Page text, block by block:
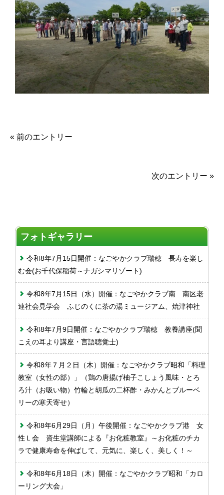
« 前のエントリー
次のエントリー »
フォトギャラリー
令和8年7月15日開催：なごやかクラブ瑞穂 長寿を楽し
む会(お千代保稲荷～ナガシマリゾート)
令和8年7月15日（水）開催：なごやかクラブ南 南区老
連社会見学会 ふじのくに茶の湯ミュージアム、焼津神社
令和8年7月9日開催：なごやかクラブ瑞穂 教養講座(聞
こえの耳より講座・言語聴覚士)
令和8年７月２日（木）開催：なごやかクラブ昭和「料理
教室（女性の部）」（鶏の唐揚げ柚子こしょう風味・とろ
ろ汁（お吸い物）竹輪と胡瓜の二杯酢・みかんとブルーベ
リーの寒天寄せ）
令和8年6月29日（月）午後開催：なごやかクラブ港 女
性Ｌ会 資生堂講師による『お化粧教室』～お化粧のチカ
ラで健康寿命を伸ばして、元気に、楽しく、美しく！～
令和8年6月18日（木）開催：なごやかクラブ昭和「カロ
ーリング大会」